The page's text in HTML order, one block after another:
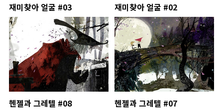
재미찾아 얼굴 #03 재미찾아 얼굴 #02
헨젤과 그레텔 #08 헨젤과 그레텔 #07